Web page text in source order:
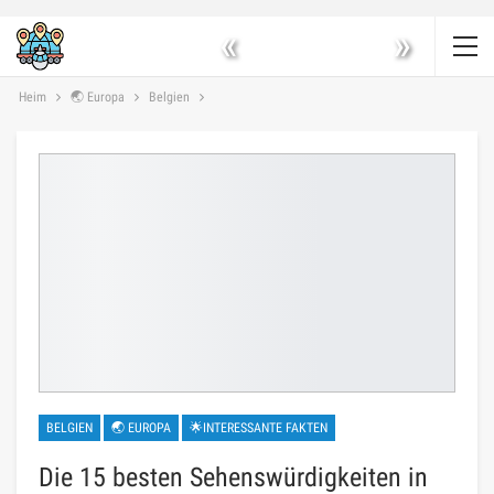
« »
Heim 🌏 Europa Belgien
BELGIEN 🌏 EUROPA 🌟INTERESSANTE FAKTEN
Die 15 besten Sehenswürdigkeiten in